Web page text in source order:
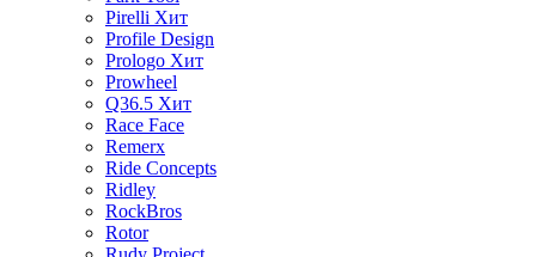
Pirelli Хит
Profile Design
Prologo Хит
Prowheel
Q36.5 Хит
Race Face
Remerx
Ride Concepts
Ridley
RockBros
Rotor